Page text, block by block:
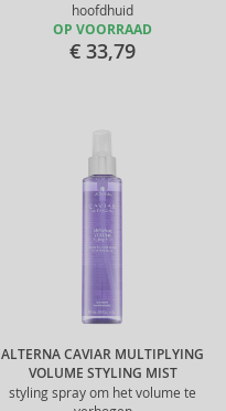
hoofdhuid
OP VOORRAAD
€ 33,79
ALTERNA CAVIAR MULTIPLYING
VOLUME STYLING MIST
styling spray om het volume te